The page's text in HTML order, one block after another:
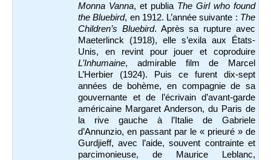
Monna Vanna, et publia The Girl who found
the Bluebird, en 1912. L’année suivante : The
Children’s Bluebird. Après sa rupture avec
Maeterlinck (1918), elle s’exila aux États-
Unis, en revint pour jouer et coproduire
L’Inhumaine, admirable film de Marcel
L’Herbier (1924). Puis ce furent dix-sept
années de bohème, en compagnie de sa
gouvernante et de l’écrivain d’avant-garde
américaine Margaret Anderson, du Paris de
la rive gauche à l’Italie de Gabriele
d’Annunzio, en passant par le « prieuré » de
Gurdjieff, avec l’aide, souvent contrainte et
parcimonieuse, de Maurice Leblanc,